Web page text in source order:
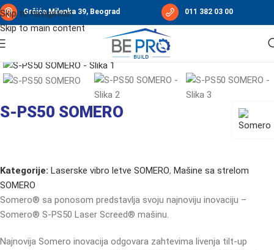
Skip to navigation
Skip to main content
Grčića Milenka 39, Beograd 011 382 03 00
Početna Laserske vibro letve SOMERO/Mašine sa strelom SOMERO
Pogledajte video
S-PS50 SOMERO
Kategorije: Laserske vibro letve SOMERO, Mašine sa strelom
SOMERO
Somero® sa ponosom predstavlja svoju najnoviju inovaciju –
Somero® S-PS50 Laser Screed® mašinu.
Najnovija Somero inovacija odgovara zahtevima livenja tilt-up